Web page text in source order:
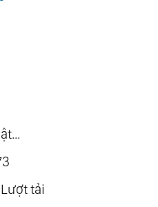
tải